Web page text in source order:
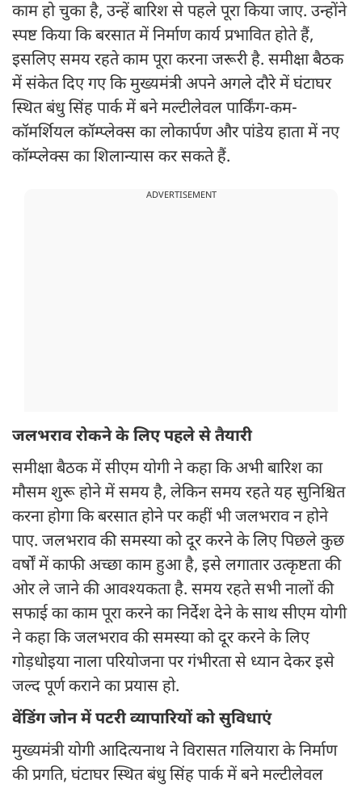
काम हो चुका है, उन्हें बारिश से पहले पूरा किया जाए. उन्होंने
स्पष्ट किया कि बरसात में निर्माण कार्य प्रभावित होते हैं,
इसलिए समय रहते काम पूरा करना जरूरी है. समीक्षा बैठक
में संकेत दिए गए कि मुख्यमंत्री अपने अगले दौरे में घंटाघर
स्थित बंधु सिंह पार्क में बने मल्टीलेवल पार्किंग-कम-
कॉमर्शियल कॉम्प्लेक्स का लोकार्पण और पांडेय हाता में नए
कॉम्प्लेक्स का शिलान्यास कर सकते हैं.
ADVERTISEMENT
जलभराव रोकने के लिए पहले से तैयारी
समीक्षा बैठक में सीएम योगी ने कहा कि अभी बारिश का
मौसम शुरू होने में समय है, लेकिन समय रहते यह सुनिश्चित
करना होगा कि बरसात होने पर कहीं भी जलभराव न होने
पाए. जलभराव की समस्या को दूर करने के लिए पिछले कुछ
वर्षों में काफी अच्छा काम हुआ है, इसे लगातार उत्कृष्टता की
ओर ले जाने की आवश्यकता है. समय रहते सभी नालों की
सफाई का काम पूरा करने का निर्देश देने के साथ सीएम योगी
ने कहा कि जलभराव की समस्या को दूर करने के लिए
गोड़धोइया नाला परियोजना पर गंभीरता से ध्यान देकर इसे
जल्द पूर्ण कराने का प्रयास हो.
वेंडिंग जोन में पटरी व्यापारियों को सुविधाएं
मुख्यमंत्री योगी आदित्यनाथ ने विरासत गलियारा के निर्माण
की प्रगति, घंटाघर स्थित बंधु सिंह पार्क में बने मल्टीलेवल